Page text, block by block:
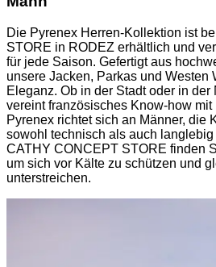
Die Pyrenex Herren-Kollektion ist
STORE in RODEZ erhältlich und
für jede Saison. Gefertigt aus
unsere Jacken, Parkas und Westen
Eleganz. Ob in der Stadt oder in der
vereint französisches Know-how mit
Pyrenex richtet sich an Männer, die
sowohl technisch als auch
CATHY CONCEPT STORE finden
um sich vor Kälte zu schützen und
unterstreichen.